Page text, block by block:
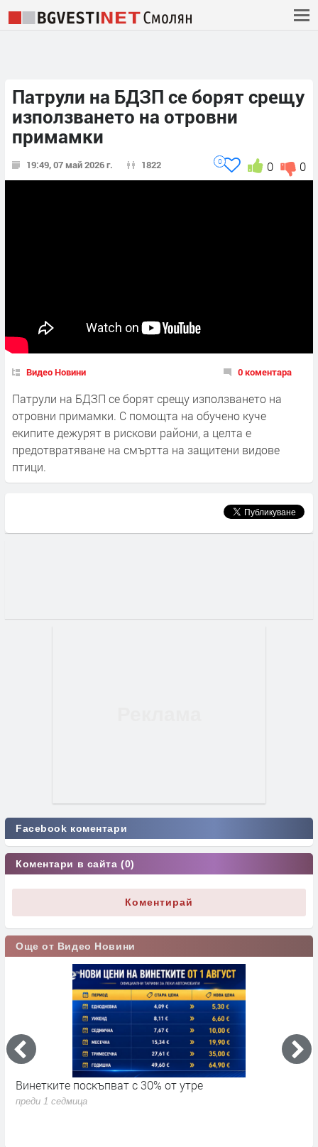
Патрули на БДЗП се борят срещу
използването на отровни
примамки
19:49, 07 май 2026 г. 1822 0
0
0
Видео Новини 0 коментара
Патрули на БДЗП се борят срещу използването на
отровни примамки. С помощта на обучено куче
екипите дежурят в рискови райони, а целта е
предотвратяване на смъртта на защитени видове
птици.
Facebook коментари
Коментари в сайта (0)
Коментирай
Още от Видео Новини
Винетките поскъпват с 30% от утре
преди 1 седмица